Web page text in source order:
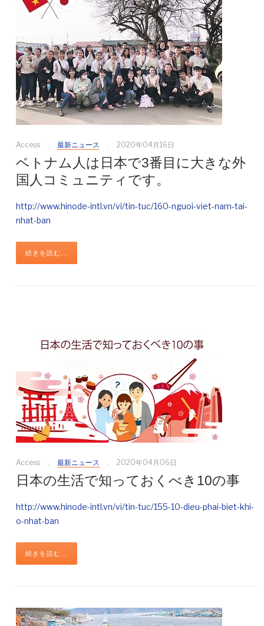
Access 最新ニュース 2020年04月16日
ベトナム人は日本で3番目に大きな外
国人コミュニティです。
http://www.hinode-intl.vn/vi/tin-tuc/160-nguoi-viet-nam-tai-
nhat-ban
続きを読む...
Access 最新ニュース 2020年04月06日
日本の生活で知っておくべき10の事
http://www.hinode-intl.vn/vi/tin-tuc/155-10-dieu-phai-biet-khi-
o-nhat-ban
続きを読む...